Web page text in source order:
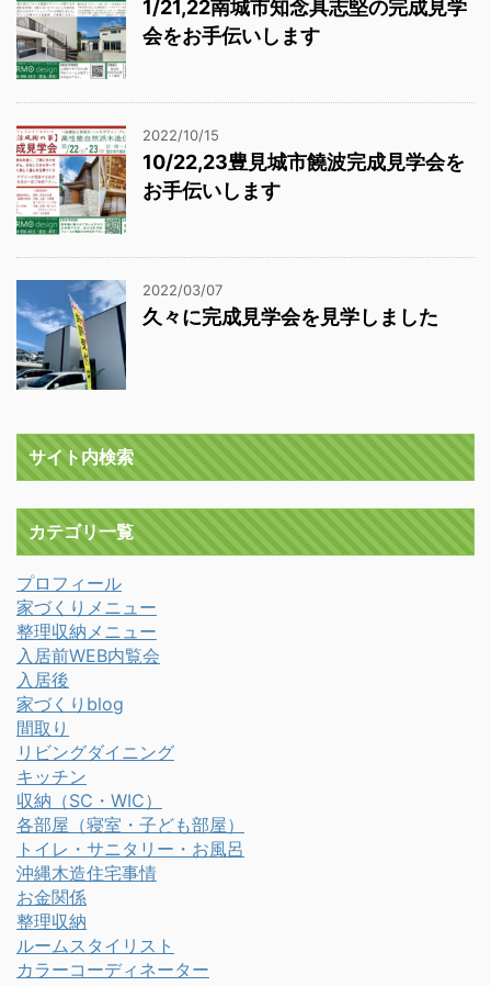
1/21,22南城市知念具志堅の完成見学
会をお手伝いします
2022/10/15
10/22,23豊見城市饒波完成見学会を
お手伝いします
2022/03/07
久々に完成見学会を見学しました
サイト内検索
カテゴリ一覧
プロフィール
家づくりメニュー
整理収納メニュー
入居前WEB内覧会
入居後
家づくりblog
間取り
リビングダイニング
キッチン
収納（SC・WIC）
各部屋（寝室・子ども部屋）
トイレ・サニタリー・お風呂
沖縄木造住宅事情
お金関係
整理収納
ルームスタイリスト
カラーコーディネーター